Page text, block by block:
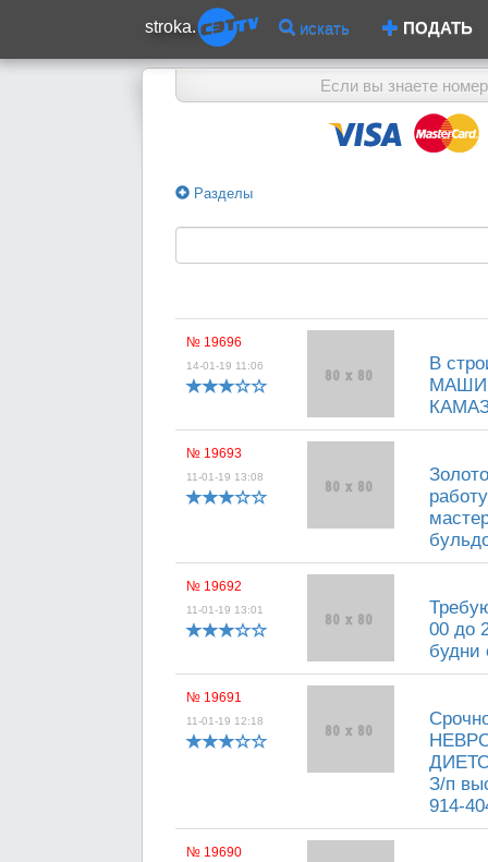
stroka. искать ПОДАТЬ
Если вы знаете
Разделы
№ 19696
14-01-19 11:06
В
№ 19693
11-01-19 13:08
№ 19692
11-01-19 13:01
00 до
будни
№ 19691
11-01-19 12:18
З/п
914-
№ 19690